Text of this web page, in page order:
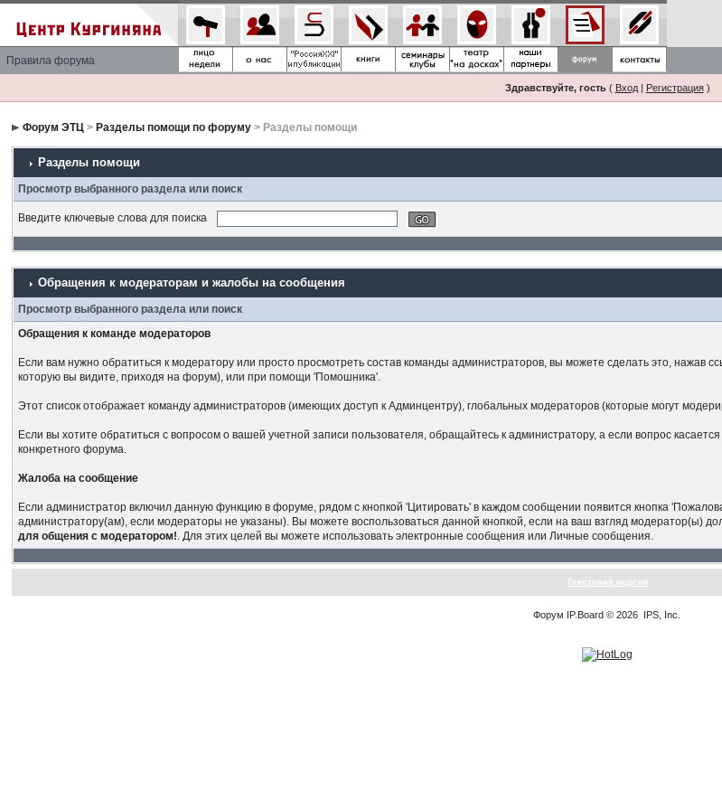
Правила форума
Здравствуйте, гость( Вход| Регистрация)
Форум ЭТЦ > Разделы помощи по форуму > Разделы помощи
Разделы помощи
Просмотр выбранного раздела или поиск
Введите ключевые слова для поиска
Обращения к модераторам и жалобы на сообщения
Просмотр выбранного раздела или поиск
Обращения к команде модераторов
Если вам нужно обратиться к модератору или просто просмотреть состав команды администраторов, вы можете сделать это,
которую вы видите, приходя на форум), или при помощи 'Помошника'.
Этот список отображает команду администраторов (имеющих доступ к Админцентру), глобальных модераторов (которые могут
Если вы хотите обратиться с вопросом о вашей учетной записи пользователя, обращайтесь к администратору, а если вопрос
конкретного форума.
Жалоба на сообщение
Если администратор включил данную функцию в форуме, рядом с кнопкой 'Цитировать' в каждом сообщении появится кнопка
администратору(ам), если модераторы не указаны). Вы можете воспользоваться данной кнопкой, если на ваш взгляд модератор(ы)
для общения с модератором!. Для этих целей вы можете использовать электронные сообщения или Личные сообщения.
Текстовая версия
Форум IP.Board © 2026 IPS, Inc